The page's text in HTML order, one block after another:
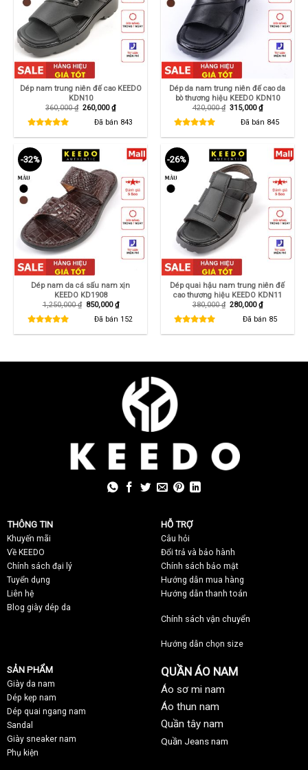
Dép nam trung niên đế cao KEEDO
KDN10
360,000₫ Giá
260,000₫Giá
hiện
tại
Đã bán 843
Dép da nam trung niên đế cao da
bò thương hiệu KEEDO KDN10
420,000₫ Giá
315,000₫Giá
hiện
tại
Đã bán 845
-32%
Dép nam da cá sấu nam xịn
KEEDO KD1908
1,250,000₫ Giá
850,000₫Giá
hiện
tại
Đã bán 152
-26%
Dép quai hậu nam trung niên đế
cao thương hiệu KEEDO KDN11
380,000₫ Giá
280,000₫Giá
hiện
tại
Đã bán 85
THÔNG TIN
Khuyến mãi
Về KEEDO
Chính sách đại lý
Tuyển dụng
Liên hệ
Blog giày dép da
HỖ TRỢ
Câu hỏi
Đổi trả và bảo hành
Chính sách bảo mật
Hướng dẫn mua hàng
Hướng dẫn thanh toán
Chính sách vận chuyển
Hướng dẫn chọn size
SẢN PHẨM
Giày da nam
Dép kẹp nam
Dép quai ngang nam
Sandal
Giày sneaker nam
Phụ kiện
QUẦN ÁO NAM
Áo sơ mi nam
Áo thun nam
Quần tây nam
Quần Jeans nam